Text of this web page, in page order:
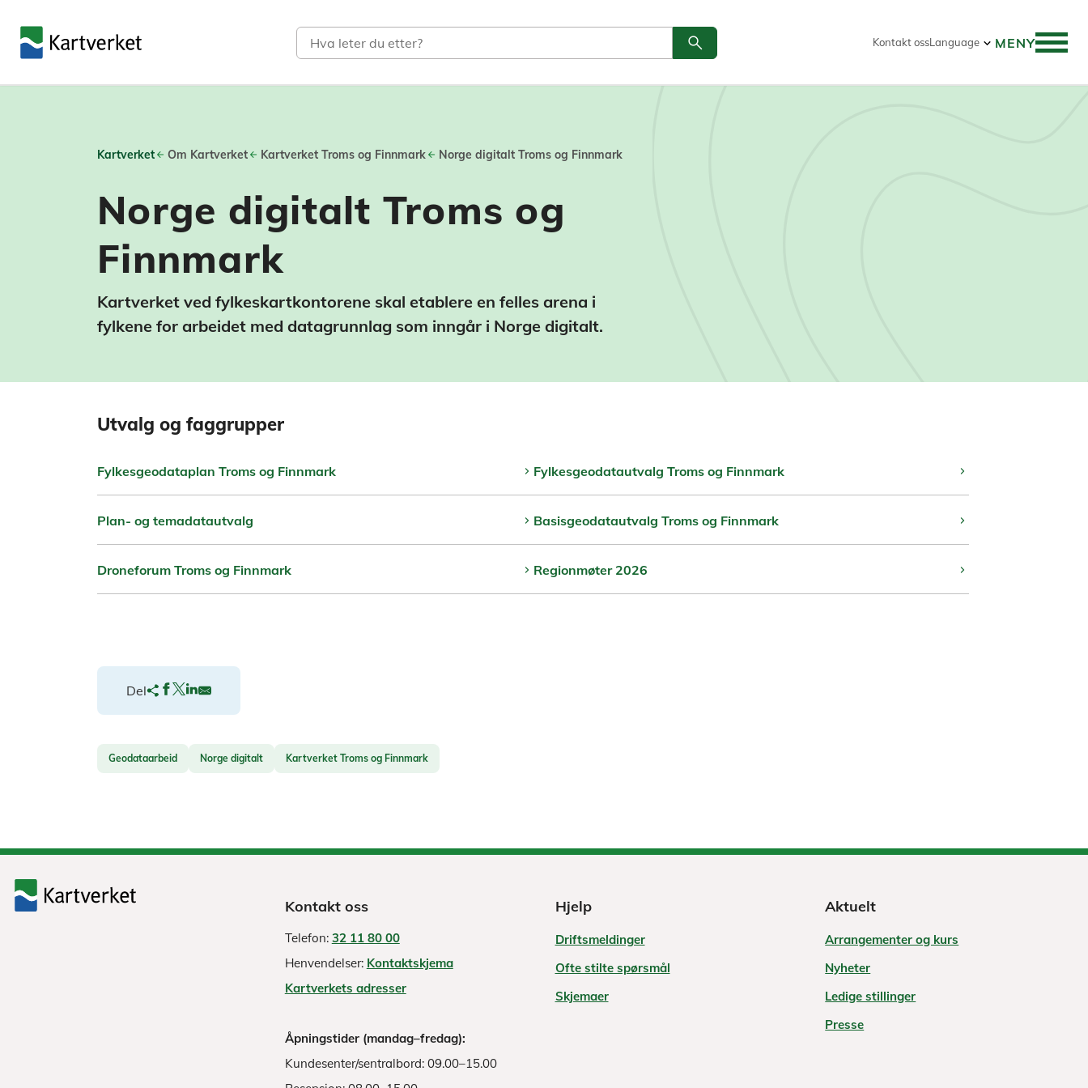
Søk
Søk
search Kontakt ossLanguage MENY
Kartverket Om Kartverket Kartverket Troms og Finnmark Norge digitalt Troms og Finnmark
Norge digitalt Troms og
Finnmark
Kartverket ved fylkeskartkontorene skal etablere en felles arena i
fylkene for arbeidet med datagrunnlag som inngår i Norge digitalt.
Utvalg og faggrupper
Fylkesgeodataplan Troms og Finnmark Fylkesgeodatautvalg Troms og Finnmark
Plan- og temadatautvalg Basisgeodatautvalg Troms og Finnmark
Droneforum Troms og Finnmark Regionmøter 2026
Del
Geodataarbeid Norge digitalt Kartverket Troms og Finnmark
Kontakt oss
Telefon: 32 11 80 00
Henvendelser: Kontaktskjema
Kartverkets adresser
Åpningstider (mandag–fredag):
Kundesenter/sentralbord: 09.00–15.00
Hjelp
Driftsmeldinger
Ofte stilte spørsmål
Skjemaer
Aktuelt
Arrangementer og kurs
Nyheter
Ledige stillinger
Presse